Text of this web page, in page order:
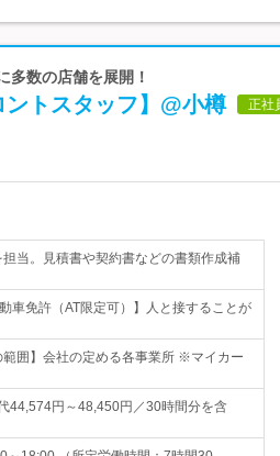
多数の店舗を展開！
トスタッフ】@小樽 正社
当。見積書や契約書などの書類作成補
車免許（AT限定可）】人と接することが
囲】会社の定める各事業所 ※マイカー
44,574円～48,450円／30時間分を含